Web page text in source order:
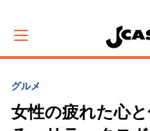
グルメ
女性の疲れた心